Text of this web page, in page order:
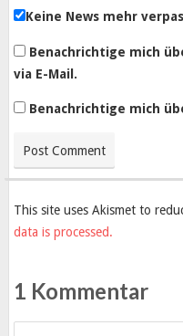
Keine News mehr
Benachrichtige mich
via E-Mail.
Benachrichtige mich
This site uses Akismet to
data is processed.
1 Kommentar